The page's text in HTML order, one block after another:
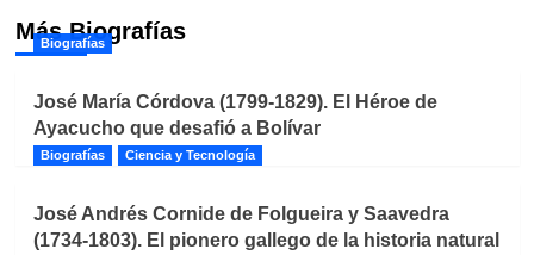
Más Biografías
Biografías
José María Córdova (1799-1829). El Héroe de
Ayacucho que desafió a Bolívar
Biografías Ciencia y Tecnología
José Andrés Cornide de Folgueira y Saavedra
(1734-1803). El pionero gallego de la historia natural